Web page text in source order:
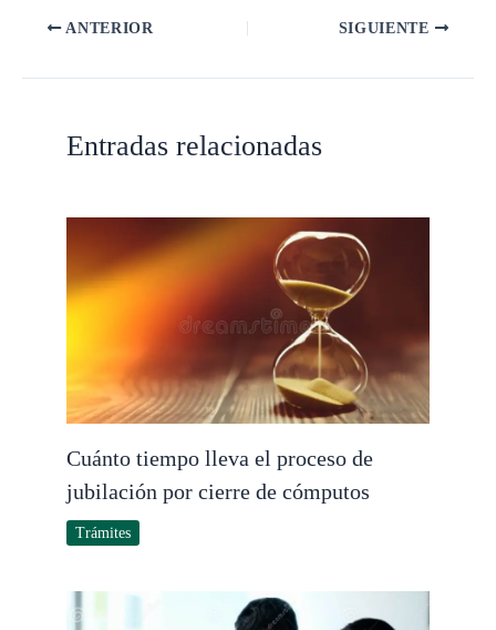
ANTERIOR SIGUIENTE
Entradas relacionadas
Cuánto tiempo lleva el proceso de
jubilación por cierre de cómputos
Trámites